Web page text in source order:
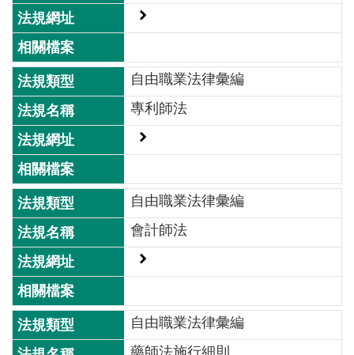
宣
告
保
有
及
管
理
個
人
資
料
自由職業法律彙編
專利師法
自由職業法律彙編
會計師法
自由職業法律彙編
藥師法施行細則